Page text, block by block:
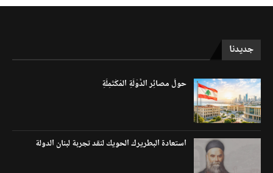
جديدنا
حولَ مصائِر الدَّوْلَةِ المُكْتَمِلَةِ
استعادة البطريرك الحويك لنقد تجربة لبنان الدولة